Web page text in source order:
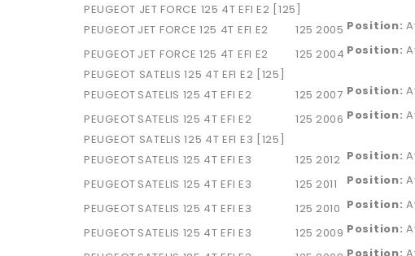
PEUGEOT JET FORCE 125 4T EFI E2 [125]
PEUGEOT JET FORCE 125 4T EFI E2 125 2005 Position:
PEUGEOT JET FORCE 125 4T EFI E2 125 2004 Position:
PEUGEOT SATELIS 125 4T EFI E2 [125]
PEUGEOT SATELIS 125 4T EFI E2 125 2007 Position:
PEUGEOT SATELIS 125 4T EFI E2 125 2006 Position:
PEUGEOT SATELIS 125 4T EFI E3 [125]
PEUGEOT SATELIS 125 4T EFI E3 125 2012 Position:
PEUGEOT SATELIS 125 4T EFI E3 125 2011 Position:
PEUGEOT SATELIS 125 4T EFI E3 125 2010 Position:
PEUGEOT SATELIS 125 4T EFI E3 125 2009 Position: